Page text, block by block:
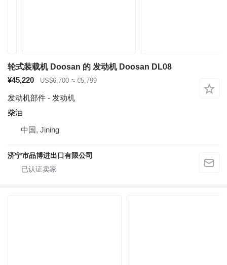
轮式装载机 Doosan 的 发动机 Doosan DL08
¥45,220
US$6,700 ≈ €5,799
发动机部件 - 发动机
柴油
中国, Jining
济宁市品博进出口有限公司